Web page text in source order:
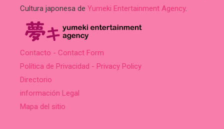
Cultura japonesa de Yumeki Entertainment Agency.
Contacto - Contact Form
Política de Privacidad - Privacy Policy
Directorio
información Legal
Mapa del sitio